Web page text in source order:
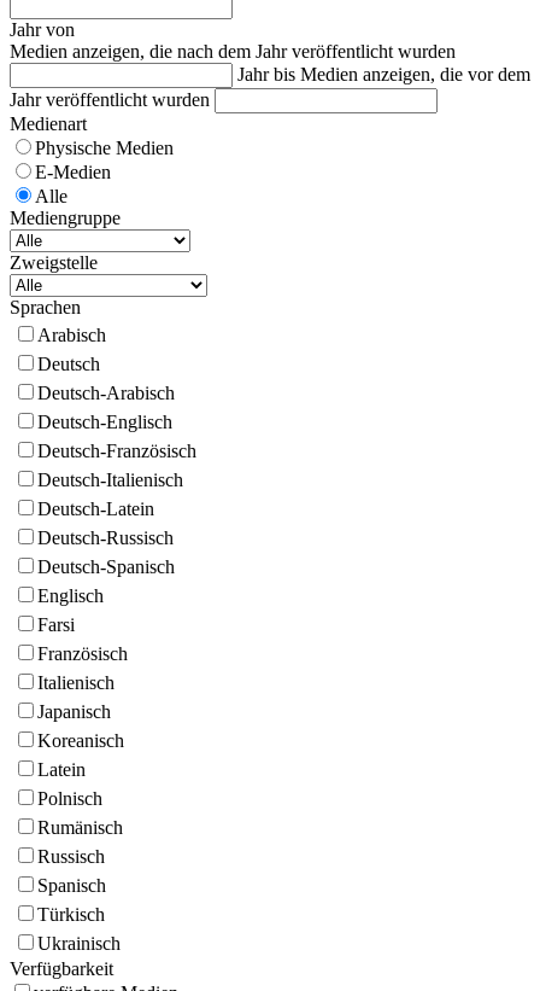
Jahr von
Medien anzeigen, die nach dem Jahr veröffentlicht wurden
Jahr bis Medien anzeigen, die vor dem
Jahr veröffentlicht wurden
Medienart
Physische Medien
E-Medien
Alle
Mediengruppe
Zweigstelle
Sprachen
Arabisch
Deutsch
Deutsch-Arabisch
Deutsch-Englisch
Deutsch-Französisch
Deutsch-Italienisch
Deutsch-Latein
Deutsch-Russisch
Deutsch-Spanisch
Englisch
Farsi
Französisch
Italienisch
Japanisch
Koreanisch
Latein
Polnisch
Rumänisch
Russisch
Spanisch
Türkisch
Ukrainisch
Verfügbarkeit